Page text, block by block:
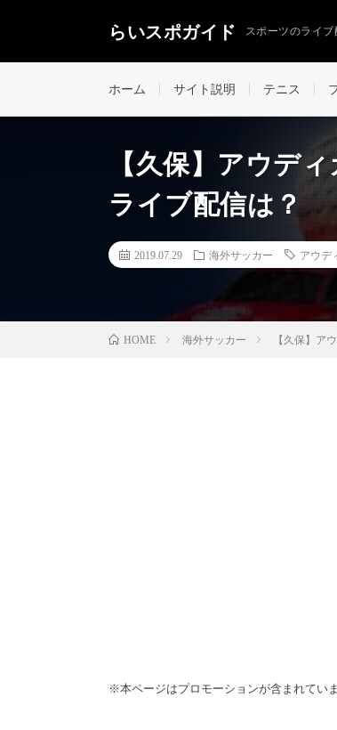
らいスポガイド スポーツのライブ
ホーム サイト説明 テニス
【久保】アウデ
ライブ配信は？
2019.07.29 海外サッカー アウデ
HOME 海外サッカー 【久保】ア
※本ページはプロモーションが含まれてい